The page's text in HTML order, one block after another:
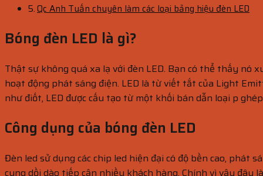
Qc Anh Tuấn chuyên làm các loại bảng hiệu đèn LED
Bóng đèn LED là gì?
Thật sự không quá xa lạ với đèn LED. Bạn có thể thấy nó
hoạt động phát sáng điện. LED là từ viết tắt của Light
như điốt, LED được cấu tạo từ một khối bán dẫn loại p
Công dụng của bóng đèn LED
Đèn led sử dụng các chip led hiện đại có độ bền cao, phát
cung dồi dào tiếp cận nhiều khách hàng. Chính vì vậy